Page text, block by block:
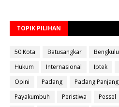
TOPIK PILIHAN
50 Kota Batusangkar Bengkulu
Hukum
Internasional Iptek
Opini
Padang Padang Panjang
Payakumbuh
Peristiwa Pessel